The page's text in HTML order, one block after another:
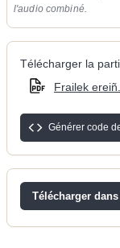
l'audio combiné.
Télécharger la
Frailek
Générer code
Télécharger